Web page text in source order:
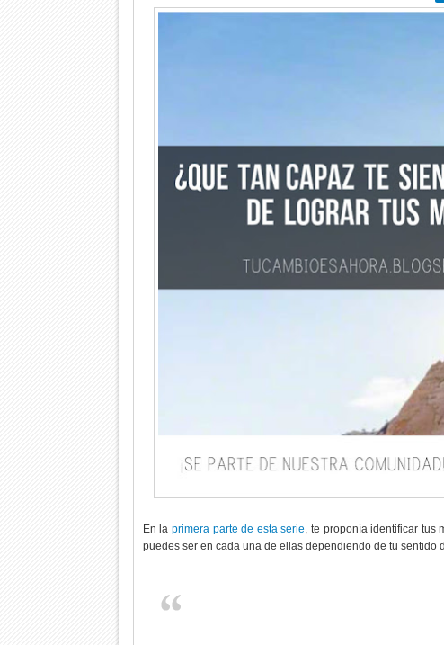
En la primera parte de esta serie , te proponía identificar
puedes ser en cada una de ellas dependiendo de tu sentido